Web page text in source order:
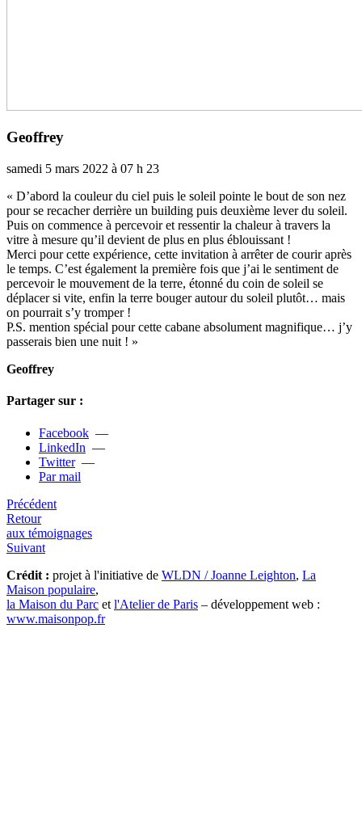
Geoffrey
samedi 5 mars 2022 à 07 h 23
« D’abord la cou­leur du ciel puis le soleil pointe le bout de son nez
pour se reca­cher der­rière un buil­ding puis deuxième lever du soleil.
Puis on com­mence à per­ce­voir et res­sen­tir la cha­leur à tra­vers la
vitre à mesure qu’il devient de plus en plus éblouissant !
Merci pour cette expé­rience, cette invi­ta­tion à arrê­ter de courir après
le temps. C’est également la pre­mière fois que j’ai le sen­ti­ment de
per­ce­voir le mou­ve­ment de la terre, étonné du coin de soleil se
dépla­cer si vite, enfin la terre bouger autour du soleil plutôt… mais
on pour­rait s’y trom­per !
P.S. men­tion spé­cial pour cette cabane abso­lu­ment magni­fi­que… j’y
pas­se­rais bien une nuit ! »
Geoffrey
Partager sur :
Facebook —
LinkedIn —
Twitter—
Par mail
Précédent
Retour
aux témoignages
Suivant
Crédit : projet à l'initiative de WLDN / Joanne Leighton, La
Maison populaire,
la Maison du Parc et l'Atelier de Paris – développement web :
www.maisonpop.fr